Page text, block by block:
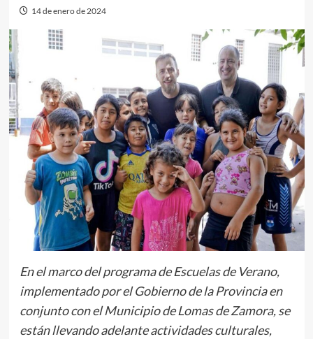
14 de enero de 2024
En el marco del programa de Escuelas de Verano,
implementado por el Gobierno de la Provincia en
conjunto con el Municipio de Lomas de Zamora, se
están llevando adelante actividades culturales,